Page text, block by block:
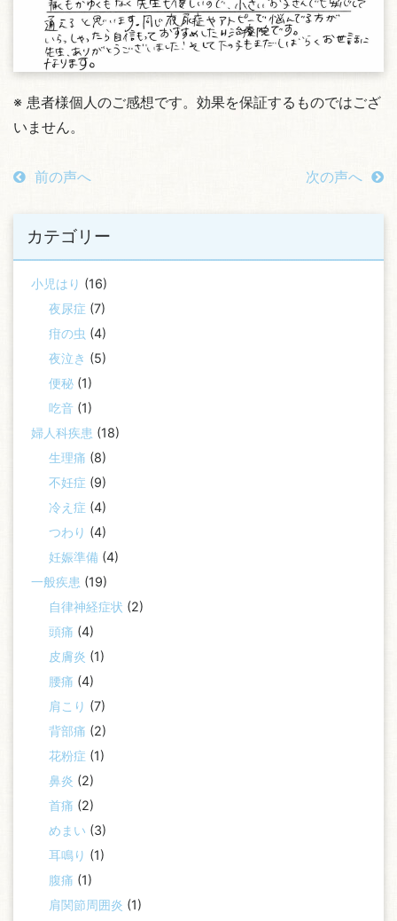
※ 患者様個人のご感想です。効果を保証するものではござ
いません。
前の声へ 次の声へ
カテゴリー
小児はり (16)
夜尿症 (7)
疳の虫 (4)
夜泣き (5)
便秘 (1)
吃音 (1)
婦人科疾患 (18)
生理痛 (8)
不妊症 (9)
冷え症 (4)
つわり (4)
妊娠準備 (4)
一般疾患 (19)
自律神経症状 (2)
頭痛 (4)
皮膚炎 (1)
腰痛 (4)
肩こり (7)
背部痛 (2)
花粉症 (1)
鼻炎 (2)
首痛 (2)
めまい (3)
耳鳴り (1)
腹痛 (1)
肩関節周囲炎 (1)